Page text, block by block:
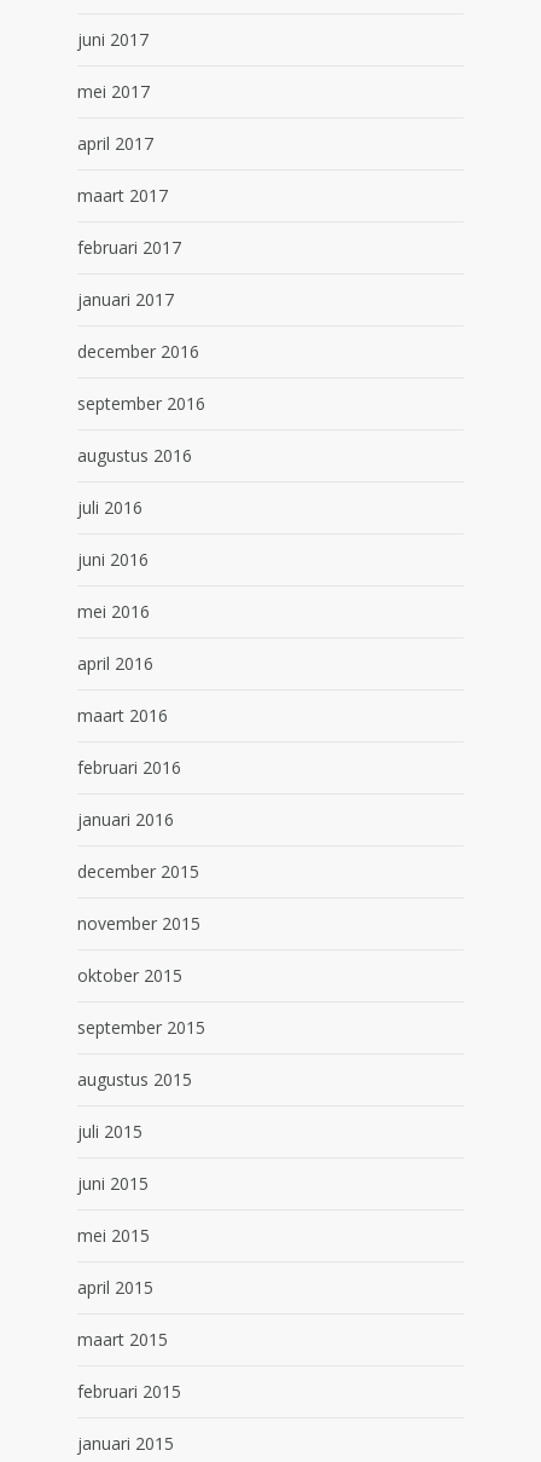
juni 2017
mei 2017
april 2017
maart 2017
februari 2017
januari 2017
december 2016
september 2016
augustus 2016
juli 2016
juni 2016
mei 2016
april 2016
maart 2016
februari 2016
januari 2016
december 2015
november 2015
oktober 2015
september 2015
augustus 2015
juli 2015
juni 2015
mei 2015
april 2015
maart 2015
februari 2015
januari 2015